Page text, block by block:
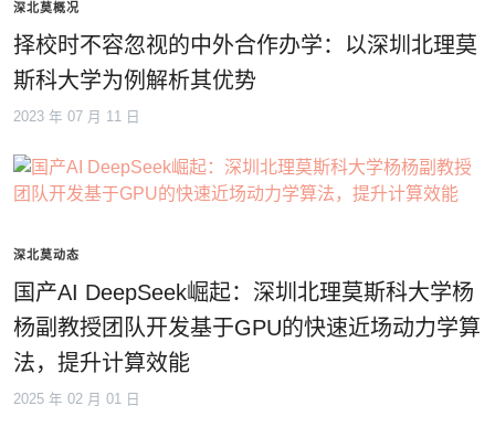
深北莫概况
择校时不容忽视的中外合作办学：以深圳北理莫
斯科大学为例解析其优势
2023 年 07 月 11 日
深北莫动态
国产AI DeepSeek崛起：深圳北理莫斯科大学杨
杨副教授团队开发基于GPU的快速近场动力学算
法，提升计算效能
2025 年 02 月 01 日